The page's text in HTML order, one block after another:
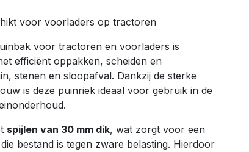
voor voorladers op tractoren
voor tractoren en voorladers is
efficiënt oppakken, scheiden en
stenen en sloopafval. Dankzij de sterke
is deze puinriek ideaal voor gebruik in de
spijlen van 30 mm dik, wat zorgt voor een
bestand is tegen zware belasting. Hierdoor